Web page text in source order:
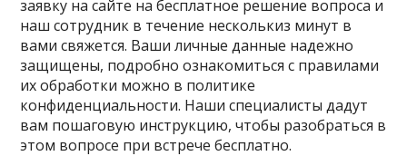
заявку на сайте на бесплатное решение вопроса и
наш сотрудник в течение несколькиз минут в
вами свяжется. Ваши личные данные надежно
защищены, подробно ознакомиться с правилами
их обработки можно в политике
конфиденциальности. Наши специалисты дадут
вам пошаговую инструкцию, чтобы разобраться в
этом вопросе при встрече бесплатно.